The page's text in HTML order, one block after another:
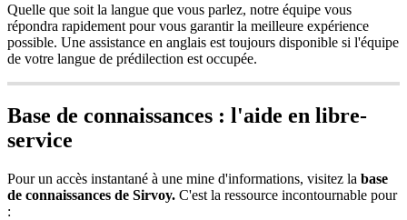
Quelle que soit la langue que vous parlez, notre équipe vous
répondra rapidement pour vous garantir la meilleure expérience
possible. Une assistance en anglais est toujours disponible si l'équipe
de votre langue de prédilection est occupée.
Base de connaissances : l'aide en libre-
service
Pour un accès instantané à une mine d'informations, visitez la base
de connaissances de Sirvoy. C'est la ressource incontournable pour
: